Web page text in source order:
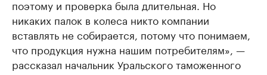
поэтому и проверка была длительная. Но
никаких палок в колеса никто компании
вставлять не собирается, потому что понимаем,
что продукция нужна нашим потребителям», —
рассказал начальник Уральского таможенного